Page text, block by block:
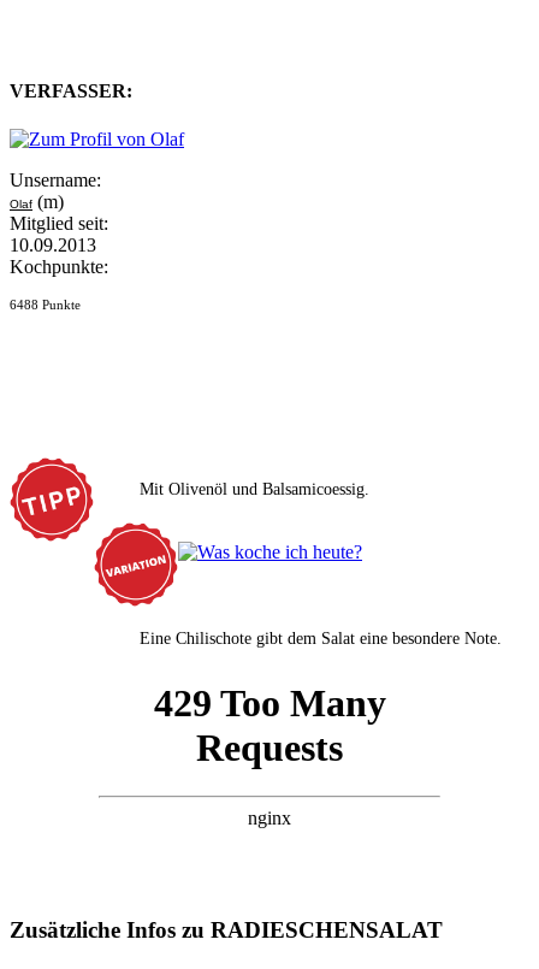
VERFASSER:
Unsername:
Olaf (m)
Mitglied seit:
10.09.2013
Kochpunkte:
6488 Punkte
Mit Olivenöl und Balsamicoessig.
Eine Chilischote gibt dem Salat eine besondere Note.
Zusätzliche Infos zu RADIESCHENSALAT